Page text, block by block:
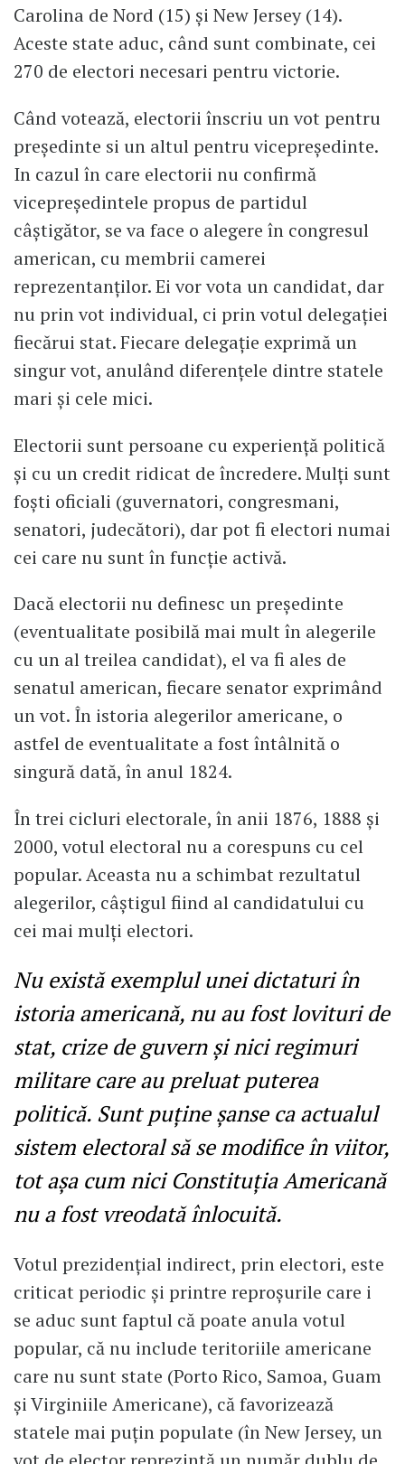
Carolina de Nord (15) şi New Jersey (14).
Aceste state aduc, când sunt combinate, cei
270 de electori necesari pentru victorie.
Când votează, electorii înscriu un vot pentru
preşedinte si un altul pentru vicepreşedinte.
In cazul în care electorii nu confirmă
vicepreşedintele propus de partidul
câştigător, se va face o alegere în congresul
american, cu membrii camerei
reprezentanţilor. Ei vor vota un candidat, dar
nu prin vot individual, ci prin votul delegaţiei
fiecărui stat. Fiecare delegaţie exprimă un
singur vot, anulând diferenţele dintre statele
mari şi cele mici.
Electorii sunt persoane cu experienţă politică
şi cu un credit ridicat de încredere. Mulţi sunt
foşti oficiali (guvernatori, congresmani,
senatori, judecători), dar pot fi electori numai
cei care nu sunt în funcţie activă.
Dacă electorii nu definesc un preşedinte
(eventualitate posibilă mai mult în alegerile
cu un al treilea candidat), el va fi ales de
senatul american, fiecare senator exprimând
un vot. În istoria alegerilor americane, o
astfel de eventualitate a fost întâlnită o
singură dată, în anul 1824.
În trei cicluri electorale, în anii 1876, 1888 şi
2000, votul electoral nu a corespuns cu cel
popular. Aceasta nu a schimbat rezultatul
alegerilor, câştigul fiind al candidatului cu
cei mai mulţi electori.
Nu există exemplul unei dictaturi în
istoria americană, nu au fost lovituri de
stat, crize de guvern şi nici regimuri
militare care au preluat puterea
politică. Sunt puţine şanse ca actualul
sistem electoral să se modifice în viitor,
tot aşa cum nici Constituţia Americană
nu a fost vreodată înlocuită.
Votul prezidenţial indirect, prin electori, este
criticat periodic şi printre reproşurile care i
se aduc sunt faptul că poate anula votul
popular, că nu include teritoriile americane
care nu sunt state (Porto Rico, Samoa, Guam
şi Virginiile Americane), că favorizează
statele mai puţin populate (în New Jersey, un